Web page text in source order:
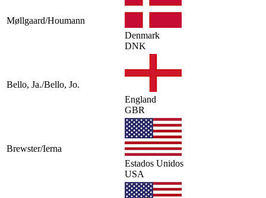
Møllgaard/Houmann
Denmark
DNK
Bello, Ja./Bello, Jo.
England
GBR
Brewster/Ierna
Estados Unidos
USA